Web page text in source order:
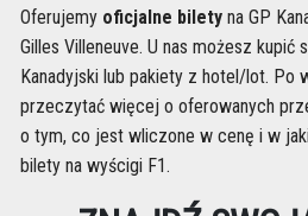
Oferujemy oficjalne biletyna GP
Gilles Villeneuve. U nas możesz kupić
Kanadyjski lub pakiety z hotel/lot. Po
przeczytać więcej o oferowanych
o tym, co jest wliczone w cenę i w
bilety na wyścigi F1.